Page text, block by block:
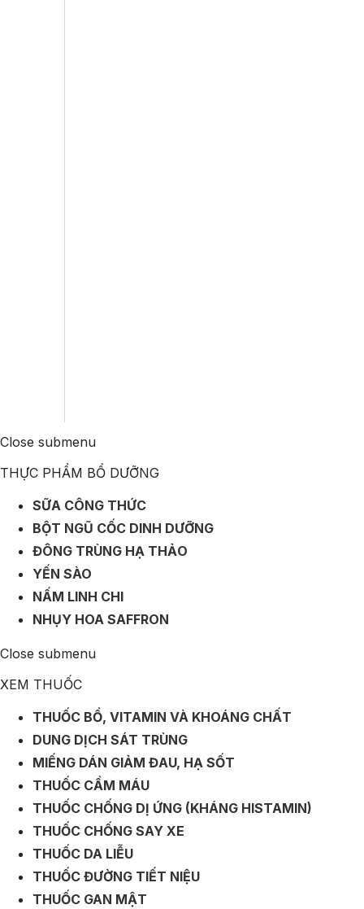
Close submenu
THỰC PHẨM BỔ DƯỠNG
SỮA CÔNG THỨC
BỘT NGŨ CỐC DINH DƯỠNG
ĐÔNG TRÙNG HẠ THẢO
YẾN SÀO
NẤM LINH CHI
NHỤY HOA SAFFRON
Close submenu
XEM THUỐC
THUỐC BỔ, VITAMIN VÀ KHOÁNG CHẤT
DUNG DỊCH SÁT TRÙNG
MIẾNG DÁN GIẢM ĐAU, HẠ SỐT
THUỐC CẦM MÁU
THUỐC CHỐNG DỊ ỨNG (KHÁNG HISTAMIN)
THUỐC CHỐNG SAY XE
THUỐC DA LIỄU
THUỐC ĐƯỜNG TIẾT NIỆU
THUỐC GAN MẬT